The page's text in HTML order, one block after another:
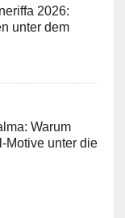
2026:
unter dem
Warum
Motive unter die